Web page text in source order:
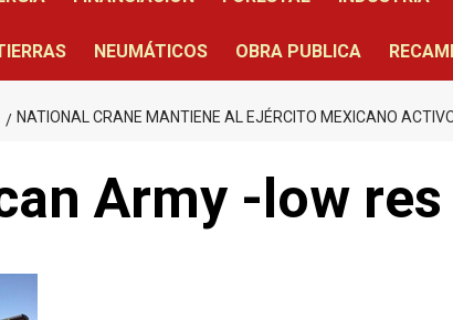
NEUMÁTICOS OBRA PUBLICA
NATIONAL CRANE MANTIENE AL EJÉRCITO MEXICANO
Army -low res